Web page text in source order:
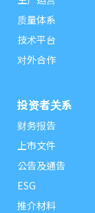
质量体系
技术平台
对外合作
投资者关系
财务报告
上市文件
公告及通告
ESG
推介材料